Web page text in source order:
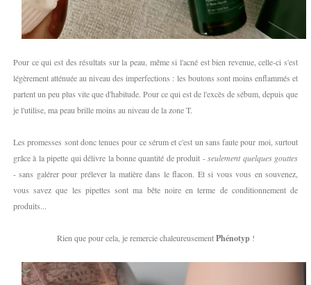
Pour ce qui est des résultats sur la peau, même si l'acné est bien revenue, celle-ci s'est
légèrement atténuée au niveau des imperfections : les boutons sont moins enflammés et
partent un peu plus vite que d'habitude. Pour ce qui est de l'excès de sébum, depuis que
je l'utilise, ma peau brille moins au niveau de la zone T.
Les promesses sont donc tenues pour ce sérum et c'est un sans faute pour moi, surtout
grâce à la pipette qui délivre la bonne quantité de produit -seulement quelques gouttes
- sans galérer pour prélever la matière dans le flacon. Et si vous vous en souvenez,
vous savez que les pipettes sont ma bête noire en terme de conditionnement de
produits...
Rien que pour cela, je remercie chaleureusementPhénotyp!